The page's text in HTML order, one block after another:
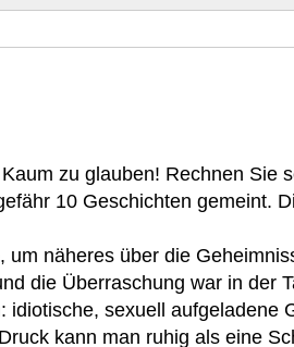
zu glauben! Rechnen Sie
10 Geschichten gemeint.
näheres über die
die Überraschung war in der
sexuell aufgeladene
kann man ruhig als eine